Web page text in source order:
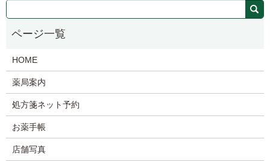
HOME
薬局案内
処方箋ネット予約
お薬手帳
店舗写真